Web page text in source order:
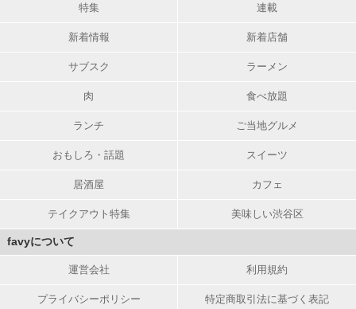
特集 連載
新着情報 新着店舗
サブスク ラーメン
肉 食べ放題
ランチ ご当地グルメ
おもしろ・話題 スイーツ
居酒屋 カフェ
テイクアウト特集 美味しい渋谷区
favyについて
運営会社 利用規約
プライバシーポリシー 特定商取引法に基づく表記